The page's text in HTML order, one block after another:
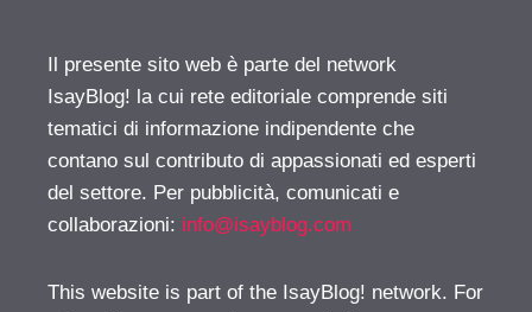
Il presente sito web è parte del network
IsayBlog! la cui rete editoriale comprende siti
tematici di informazione indipendente che
contano sul contributo di appassionati ed esperti
del settore. Per pubblicità, comunicati e
collaborazioni: info@isayblog.com
This website is part of the IsayBlog! network. For